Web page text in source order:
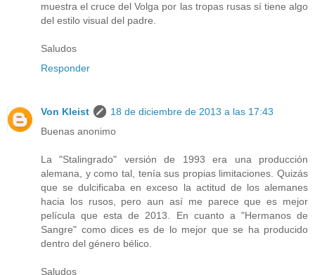
muestra el cruce del Volga por las tropas rusas sí tiene algo
del estilo visual del padre.
Saludos
Responder
Von Kleist
18 de diciembre de 2013 a las 17:43
Buenas anonimo
La "Stalingrado" versión de 1993 era una producción
alemana, y como tal, tenía sus propias limitaciones. Quizás
que se dulcificaba en exceso la actitud de los alemanes
hacia los rusos, pero aun así me parece que es mejor
película que esta de 2013. En cuanto a "Hermanos de
Sangre" como dices es de lo mejor que se ha producido
dentro del género bélico.
Saludos